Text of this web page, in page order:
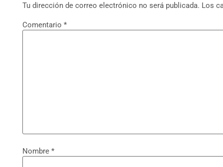
Tu dirección de correo electrónico no será publicada. Los
Comentario *
Nombre *